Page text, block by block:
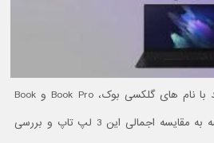
سامسونگ از 3 لپ تاپ جدید با نام های گلکسی بوک، Book Pro و Book
pro 360 رونمایی کرد. در ادامه به مقایسه اجمالی این 3 لپ تاپ و بررسی